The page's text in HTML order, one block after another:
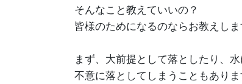
そんなこと教えていいの？
皆様のためになるのならお教えしま
まず、大前提として落としたり、
不意に落としてしまうこともあり